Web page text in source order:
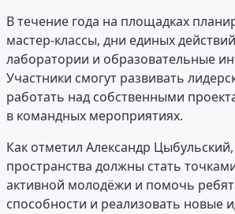
В течение года на площадках
мастер-классы, дни единых
лаборатории и образовательные
Участники смогут развивать
работать над собственными
в командных мероприятиях.
Как отметил Александр
пространства должны стать
активной молодёжи и помочь
способности и реализовать новые